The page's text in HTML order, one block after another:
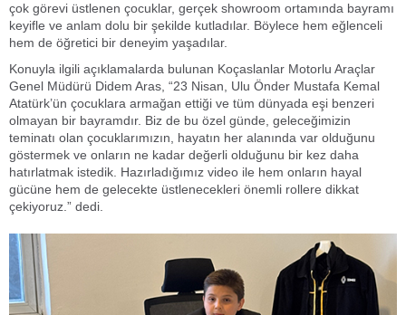
çok görevi üstlenen çocuklar, gerçek showroom ortamında bayramı
keyifle ve anlam dolu bir şekilde kutladılar. Böylece hem eğlenceli
hem de öğretici bir deneyim yaşadılar.
Konuyla ilgili açıklamalarda bulunan Koçaslanlar Motorlu Araçlar
Genel Müdürü Didem Aras, “23 Nisan, Ulu Önder Mustafa Kemal
Atatürk’ün çocuklara armağan ettiği ve tüm dünyada eşi benzeri
olmayan bir bayramdır. Biz de bu özel günde, geleceğimizin
teminatı olan çocuklarımızın, hayatın her alanında var olduğunu
göstermek ve onların ne kadar değerli olduğunu bir kez daha
hatırlatmak istedik. Hazırladığımız video ile hem onların hayal
gücüne hem de gelecekte üstlenecekleri önemli rollere dikkat
çekiyoruz.” dedi.